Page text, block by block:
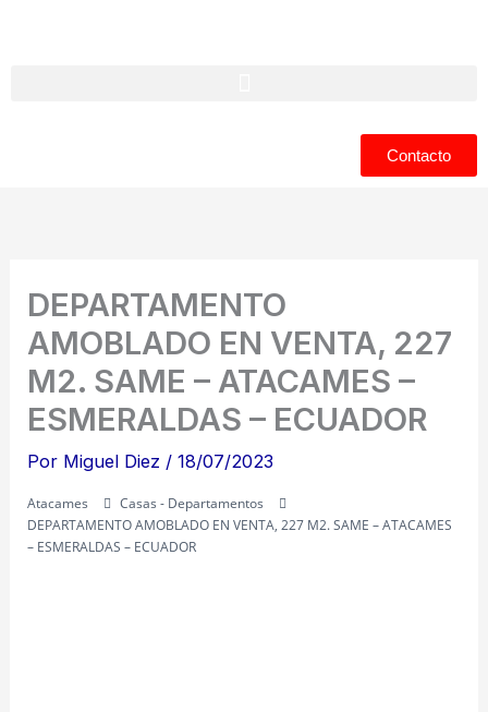
Contacto
DEPARTAMENTO
AMOBLADO EN VENTA, 227
M2. SAME – ATACAMES –
ESMERALDAS – ECUADOR
Por Miguel Diez /18/07/2023
Atacames
Casas - Departamentos
DEPARTAMENTO AMOBLADO EN VENTA, 227 M2. SAME – ATACAMES
– ESMERALDAS – ECUADOR